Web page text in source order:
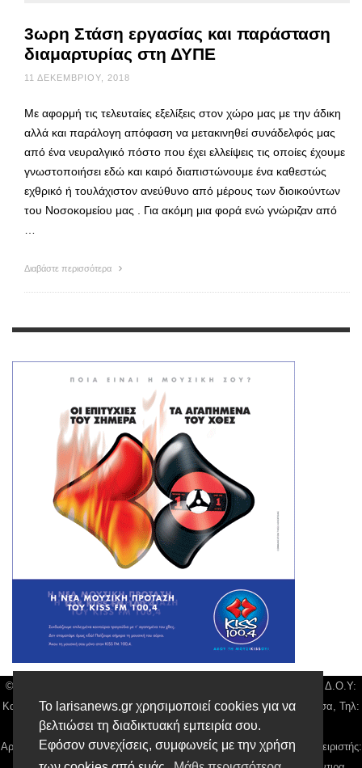
Το larisanews.gr χρησιμοποιεί cookies για να
βελτιώσει τη διαδικτυακή εμπειρία σου.
Εφόσον συνεχίσεις, συμφωνείς με την χρήση
3ωρη Στάση εργασίας και παράσταση
διαμαρτυρίας στη ΔΥΠΕ
11 ΔΕΚΕΜΒΡΊΟΥ, 2018
Με αφορμή τις τελευταίες εξελίξεις στον χώρο μας με την άδικη
αλλά και παράλογη απόφαση να μετακινηθεί συνάδελφός μας
από ένα νευραλγικό πόστο που έχει ελλείψεις τις οποίες έχουμε
γνωστοποιήσει εδώ και καιρό διαπιστώνουμε ένα καθεστώς
εχθρικό ή τουλάχιστον ανεύθυνο από μέρους των διοικούντων
του Νοσοκομείου μας . Για ακόμη μια φορά ενώ γνώριζαν από
…
Διαβάστε περισσότερα
© Larisa News | Διακριτικός Τίτλος: Orion Media, ΑΦΜ: 043750542, Δ.Ο.Υ:
Καρδίτσας, Υπο/μα Λάρισας, Δ/νση: Φαρμακίδου 36 τ.κ 41222 Λάρισα, Τηλ:
2410 259100, email: news@larisanews.gr
Αρ. Γεμή: 018804431000, Νόμιμος Εκπρόσωπος, Ιδιοκτήτης και Διαχειριστής: